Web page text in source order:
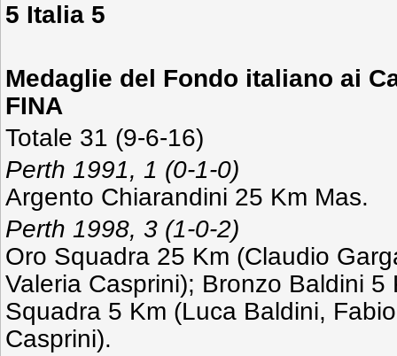
5 Italia 5
Medaglie del Fondo italiano ai
FINA
Totale 31 (9-6-16)
Perth 1991, 1 (0-1-0)
Argento Chiarandini 25 Km Mas.
Perth 1998, 3 (1-0-2)
Oro Squadra 25 Km (Claudio
Valeria Casprini); Bronzo Baldini 5
Squadra 5 Km (Luca Baldini,
Casprini).